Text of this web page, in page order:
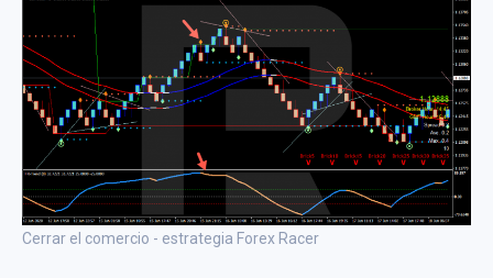
Cerrar el comercio - estrategia Forex Racer